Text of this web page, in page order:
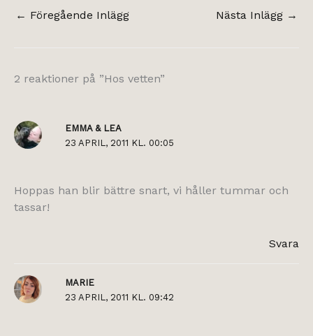
← Föregående Inlägg Nästa Inlägg →
2 reaktioner på ”Hos vetten”
EMMA & LEA
23 APRIL, 2011 KL. 00:05
Hoppas han blir bättre snart, vi håller tummar och
tassar!
Svara
MARIE
23 APRIL, 2011 KL. 09:42